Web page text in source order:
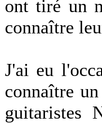
ont tiré un
connaître
J'ai eu
connaître
guitaristes